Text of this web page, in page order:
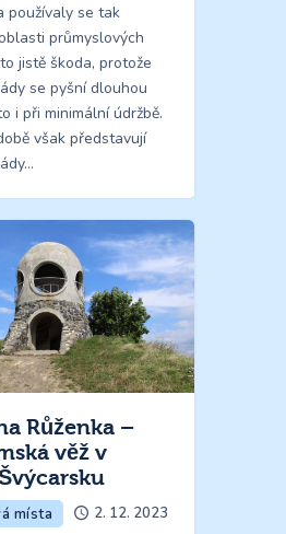
používaly se tak
průmyslových
jistě škoda, protože
se pyšní dlouhou
i při minimální údržbě.
však představují
Růženka –
věž v
místa 2. 12. 2023